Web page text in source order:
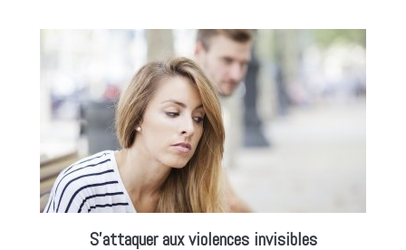
S’attaquer aux violences invisibles